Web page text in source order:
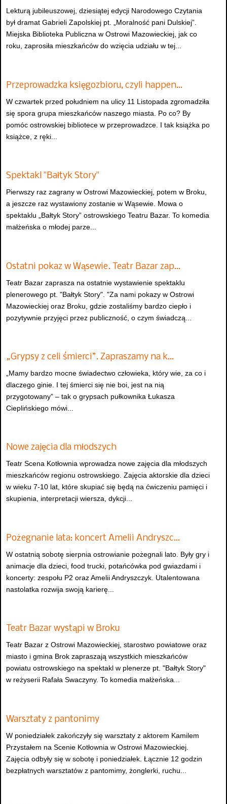
Lekturą jubileuszowej, dziesiątej edycji Narodowego Czytania
był dramat Gabrieli Zapolskiej pt. „Moralność pani Dulskiej”.
Miejska Biblioteka Publiczna w Ostrowi Mazowieckiej, jak co
roku, zaprosiła mieszkańców do wzięcia udziału w tej...
Przeprowadzka księgozbioru, czyli happen…
W czwartek przed południem na ulicy 11 Listopada zgromadziła
się spora grupa mieszkańców naszego miasta. Po co? By
pomóc ostrowskiej bibliotece w przeprowadzce. I tak książka po
książce, z ręki...
Spektakl "Bałtyk Story"
Pierwszy raz zagrany w Ostrowi Mazowieckiej, potem w Broku,
a jeszcze raz wystawiony zostanie w Wąsewie. Mowa o
spektaklu „Bałtyk Story” ostrowskiego Teatru Bazar. To komedia
małżeńska o młodej parze...
Ostatni pokaz w Wąsewie. Teatr Bazar zap…
Teatr Bazar zaprasza na ostatnie wystawienie spektaklu
plenerowego pt. "Bałtyk Story". "Za nami pokazy w Ostrowi
Mazowieckiej oraz Broku, gdzie zostaliśmy bardzo ciepło i
pozytywnie przyjęci przez publiczność, o czym świadczą...
„Grypsy z celi śmierci”. Zapraszamy na k…
„Mamy bardzo mocne świadectwo człowieka, który wie, za co i
dlaczego ginie. I tej śmierci się nie boi, jest na nią
przygotowany” – tak o grypsach pułkownika Łukasza
Cieplińskiego mówi...
Nowe zajęcia dla młodszych
Teatr Scena Kotłownia wprowadza nowe zajęcia dla młodszych
mieszkańców regionu ostrowskiego. Zajęcia aktorskie dla dzieci
w wieku 7-10 lat, które skupiać się będą na ćwiczeniu pamięci i
skupienia, interpretacji wiersza, dykcji...
Pożegnanie lata: koncert Amelii Andryszc…
W ostatnią sobotę sierpnia ostrowianie pożegnali lato. Były gry i
animacje dla dzieci, food trucki, potańcówka pod gwiazdami i
koncerty: zespołu P2 oraz Amelii Andryszczyk. Utalentowana
nastolatka rozwija swoją karierę...
Teatr Bazar wystąpi w Broku
Teatr Bazar z Ostrowi Mazowieckiej, starostwo powiatowe oraz
miasto i gmina Brok zapraszają wszystkich mieszkańców
powiatu ostrowskiego na spektakl w plenerze pt. "Bałtyk Story"
w reżyserii Rafała Swaczyny. To komedia małżeńska...
Warsztaty z pantonimy
W poniedziałek zakończyły się warsztaty z aktorem Kamilem
Przystałem na Scenie Kotłownia w Ostrowi Mazowieckiej.
Zajęcia odbyły się w sobotę i poniedziałek. Łącznie 12 godzin
bezpłatnych warsztatów z pantomimy, żonglerki, ruchu...